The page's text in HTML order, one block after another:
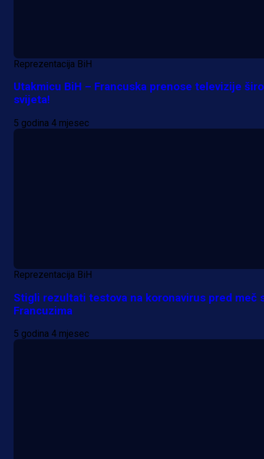
Reprezentacija BiH
Utakmicu BiH – Francuska prenose televizije
svijeta!
5 godina 4 mjesec
Reprezentacija BiH
Stigli rezultati testova na koronavirus pred meč
Francuzima
5 godina 4 mjesec